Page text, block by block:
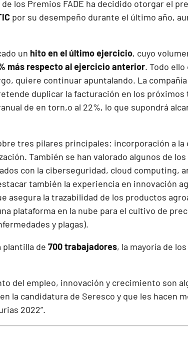
de los Premios FADE ha decidido otorgar el
por su desempeño durante el último año,
un hito en el último ejercicio, cuyo
más respecto al ejercicio anterior. Todo
quiere continuar apuntalando. La
duplicar la facturación en los próximos
de en torn,o al 22%, lo que supondrá
tres pilares principales: incorporación a la
También se han valorado algunos de
con la ciberseguridad, cloud computing,
también la experiencia en innovación
asegura la trazabilidad de los productos
plataforma en la nube para el cultivo de
y plagas).
plantilla de 700 trabajadores, la mayoría de
del empleo, innovación y crecimiento son
la candidatura de Seresco y que les hacen
2022”.